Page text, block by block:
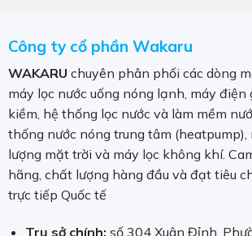
Lõi lọc công nghệ Aqualen
Công ty cổ phần Wakaru
WAKARU chuyên phân phối các dòng
máy lọc nước uống nóng lạnh, máy điện
kiềm, hệ thống lọc nước và làm mềm
thống nước nóng trung tâm (heatpump),
lượng mặt trời và máy lọc không khí.
hãng, chất lượng hàng đầu và đạt tiêu
trực tiếp Quốc tế
Trụ sở chính: số 304 Xuân Đỉnh,